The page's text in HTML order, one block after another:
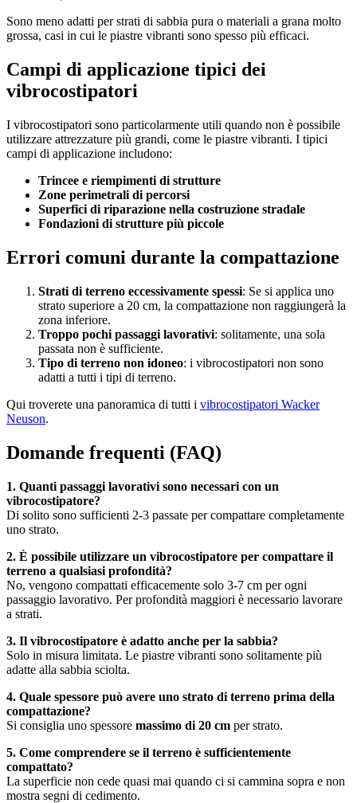
Sono meno adatti per strati di sabbia pura o materiali a grana molto
grossa, casi in cui le piastre vibranti sono spesso più efficaci.
Campi di applicazione tipici dei
vibrocostipatori
I vibrocostipatori sono particolarmente utili quando non è possibile
utilizzare attrezzature più grandi, come le piastre vibranti. I tipici
campi di applicazione includono:
Trincee e riempimenti di strutture
Zone perimetrali di percorsi
Superfici di riparazione nella costruzione stradale
Fondazioni di strutture più piccole
Errori comuni durante la compattazione
Strati di terreno eccessivamente spessi: Se si applica uno
strato superiore a 20 cm, la compattazione non raggiungerà la
zona inferiore.
Troppo pochi passaggi lavorativi: solitamente, una sola
passata non è sufficiente.
Tipo di terreno non idoneo: i vibrocostipatori non sono
adatti a tutti i tipi di terreno.
Qui troverete una panoramica di tutti i vibrocostipatori Wacker
Neuson.
Domande frequenti (FAQ)
1. Quanti passaggi lavorativi sono necessari con un
vibrocostipatore?
Di solito sono sufficienti 2-3 passate per compattare completamente
uno strato.
2. È possibile utilizzare un vibrocostipatore per compattare il
terreno a qualsiasi profondità?
No, vengono compattati efficacemente solo 3-7 cm per ogni
passaggio lavorativo. Per profondità maggiori è necessario lavorare
a strati.
3. Il vibrocostipatore è adatto anche per la sabbia?
Solo in misura limitata. Le piastre vibranti sono solitamente più
adatte alla sabbia sciolta.
4. Quale spessore può avere uno strato di terreno prima della
compattazione?
Si consiglia uno spessore massimo di 20 cm per strato.
5. Come comprendere se il terreno è sufficientemente
compattato?
La superficie non cede quasi mai quando ci si cammina sopra e non
mostra segni di cedimento.